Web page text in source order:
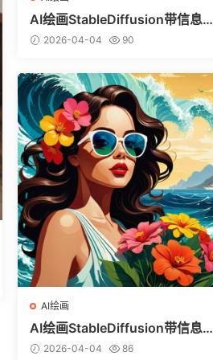
AI绘画StableDiffusion带信息样
图（civitai.com网站精选）-巨鳄
2026-04-04 90
AI绘画
AI绘画StableDiffusion带信息样
图（civitai.com网站精选）-热带
2026-04-04 86